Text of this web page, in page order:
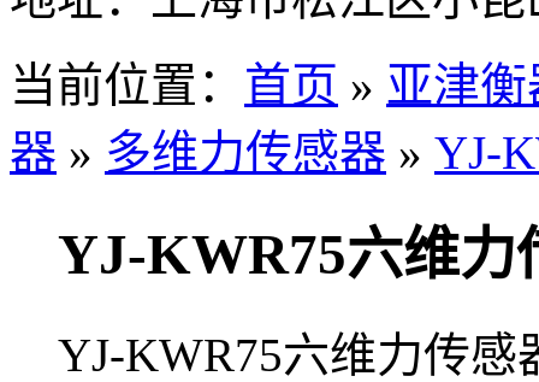
当前位置： 首页 » 亚津
器 » 多维力传感器 » YJ-
YJ-KWR75六维力
YJ-KWR75六维力传